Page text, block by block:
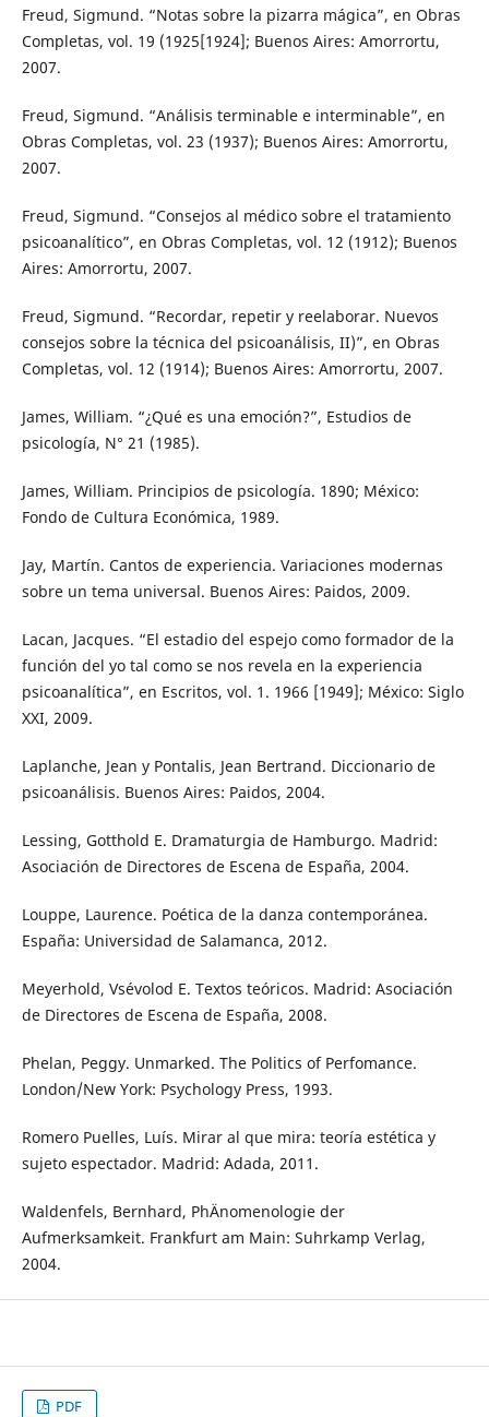
Freud, Sigmund. “Notas sobre la pizarra mágica”, en Obras
Completas, vol. 19 (1925[1924]; Buenos Aires: Amorrortu,
2007.
Freud, Sigmund. “Análisis terminable e interminable”, en
Obras Completas, vol. 23 (1937); Buenos Aires: Amorrortu,
2007.
Freud, Sigmund. “Consejos al médico sobre el tratamiento
psicoanalítico”, en Obras Completas, vol. 12 (1912); Buenos
Aires: Amorrortu, 2007.
Freud, Sigmund. “Recordar, repetir y reelaborar. Nuevos
consejos sobre la técnica del psicoanálisis, II)”, en Obras
Completas, vol. 12 (1914); Buenos Aires: Amorrortu, 2007.
James, William. “¿Qué es una emoción?”, Estudios de
psicología, N° 21 (1985).
James, William. Principios de psicología. 1890; México:
Fondo de Cultura Económica, 1989.
Jay, Martín. Cantos de experiencia. Variaciones modernas
sobre un tema universal. Buenos Aires: Paidos, 2009.
Lacan, Jacques. “El estadio del espejo como formador de la
función del yo tal como se nos revela en la experiencia
psicoanalítica”, en Escritos, vol. 1. 1966 [1949]; México: Siglo
XXI, 2009.
Laplanche, Jean y Pontalis, Jean Bertrand. Diccionario de
psicoanálisis. Buenos Aires: Paidos, 2004.
Lessing, Gotthold E. Dramaturgia de Hamburgo. Madrid:
Asociación de Directores de Escena de España, 2004.
Louppe, Laurence. Poética de la danza contemporánea.
España: Universidad de Salamanca, 2012.
Meyerhold, Vsévolod E. Textos teóricos. Madrid: Asociación
de Directores de Escena de España, 2008.
Phelan, Peggy. Unmarked. The Politics of Perfomance.
London/New York: Psychology Press, 1993.
Romero Puelles, Luís. Mirar al que mira: teoría estética y
sujeto espectador. Madrid: Adada, 2011.
Waldenfels, Bernhard, PhÄnomenologie der
Aufmerksamkeit. Frankfurt am Main: Suhrkamp Verlag,
2004.
PDF